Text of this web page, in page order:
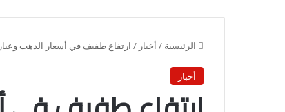
الرئيسية / أخبار / ارتفاع طفيف في أسعار الذهب وعيار 21 يسجل 988 جنيهًا
أخبار